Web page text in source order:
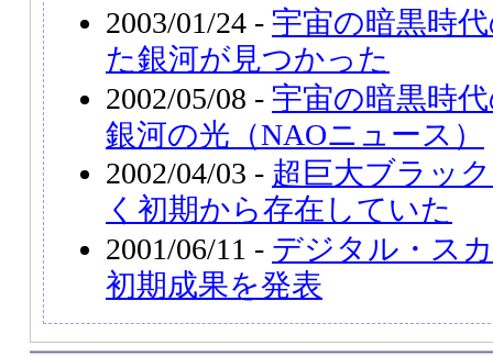
2003/01/24 - 宇宙の暗黒時
た銀河が見つかった
2002/05/08 - 宇宙の暗黒時
銀河の光（NAOニュース）
2002/04/03 - 超巨大ブラッ
く初期から存在していた
2001/06/11 - デジタル・ス
初期成果を発表